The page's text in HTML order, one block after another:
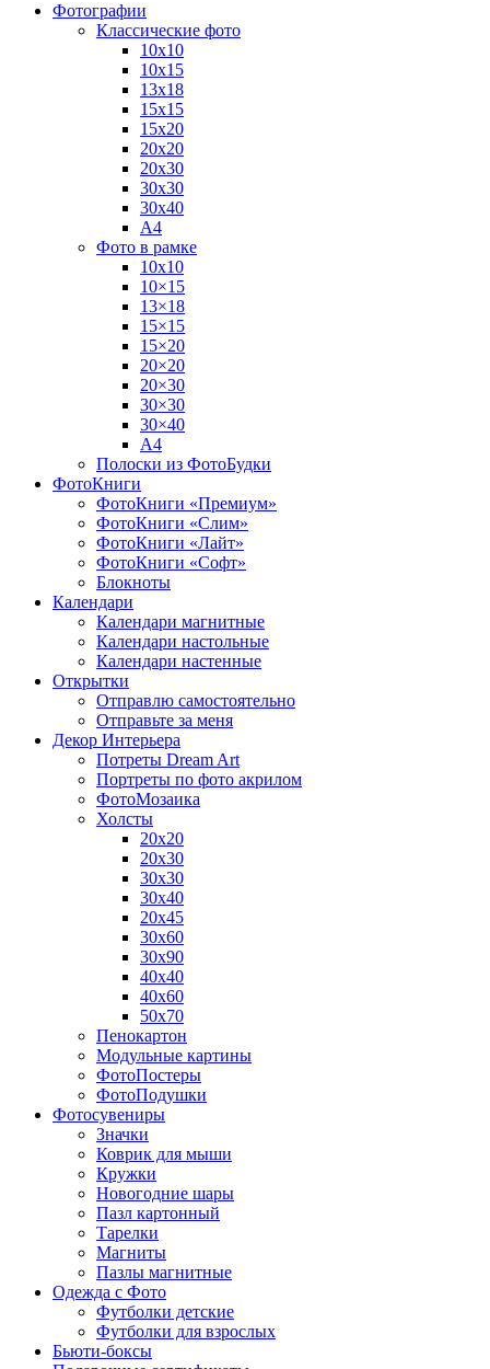
Фотографии
Классические фото
10х10
10х15
13х18
15х15
15х20
20х20
20х30
30х30
30х40
А4
Фото в рамке
10х10
10×15
13×18
15×15
15×20
20×20
20×30
30×30
30×40
A4
Полоски из ФотоБудки
ФотоКниги
ФотоКниги «Премиум»
ФотоКниги «Слим»
ФотоКниги «Лайт»
ФотоКниги «Софт»
Блокноты
Календари
Календари магнитные
Календари настольные
Календари настенные
Открытки
Отправлю самостоятельно
Отправьте за меня
Декор Интерьера
Потреты Dream Art
Портреты по фото акрилом
ФотоМозаика
Холсты
20х20
20х30
30х30
30х40
20х45
30х60
30х90
40х40
40х60
50х70
Пенокартон
Модульные картины
ФотоПостеры
ФотоПодушки
Фотоcувениры
Значки
Коврик для мыши
Кружки
Новогодние шары
Пазл картонный
Тарелки
Магниты
Пазлы магнитные
Одежда с Фото
Футболки детские
Футболки для взрослых
Бьюти-боксы